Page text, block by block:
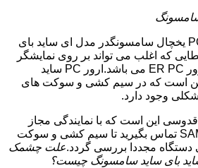
علت رخ دادن ارور PC ER یخچال سامسونگدر مدل ای ساید بای
که اغلب می تواند بر روی نمایشگر
یخچال نشان داده شود،ارور ER PC می باشد.ارور PC ساید
است که در سیم کشی و سوکت های
وجود دارد.
این است که با نمایندگی مجاز
تعمیرات یخچال SAMSUNG تماس بگیرید تا سیم کشی و سوکت
دستگاه مجددا بررسی گردد.علت چشمک
بای ساید سامسونگ چیست؟